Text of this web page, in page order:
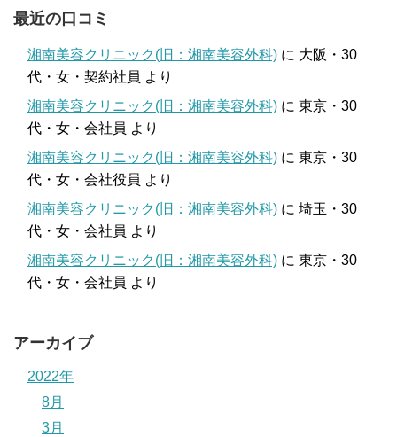
最近の口コミ
湘南美容クリニック(旧：湘南美容外科) に 大阪・30
代・女・契約社員 より
湘南美容クリニック(旧：湘南美容外科) に 東京・30
代・女・会社員 より
湘南美容クリニック(旧：湘南美容外科) に 東京・30
代・女・会社役員 より
湘南美容クリニック(旧：湘南美容外科) に 埼玉・30
代・女・会社員 より
湘南美容クリニック(旧：湘南美容外科) に 東京・30
代・女・会社員 より
アーカイブ
2022年
8月
3月